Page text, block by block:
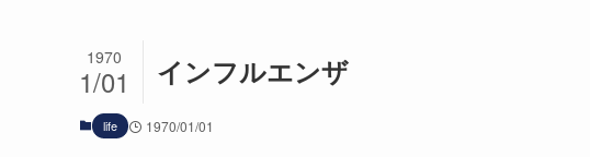
インフルエンザ
1970
1/01
life 1970/01/01